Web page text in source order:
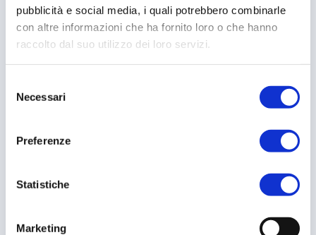
pubblicità e social media, i quali potrebbero combinarle
con altre informazioni che ha fornito loro o che hanno
raccolto dal suo utilizzo dei loro servizi.
Necessari
Preferenze
Statistiche
Marketing
Grandi apparecchiature elettriche
ed elettroniche:
Condizionatori
Piccole apparecchiature elettriche
ed elettroniche: